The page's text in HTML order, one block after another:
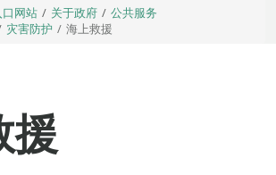
网站 关于政府
公共服务
灾害防护 海上救援
援